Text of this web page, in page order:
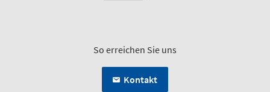
So erreichen Sie uns
Kontakt